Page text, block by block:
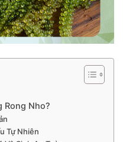
Rong Nho?
Tự Nhiên